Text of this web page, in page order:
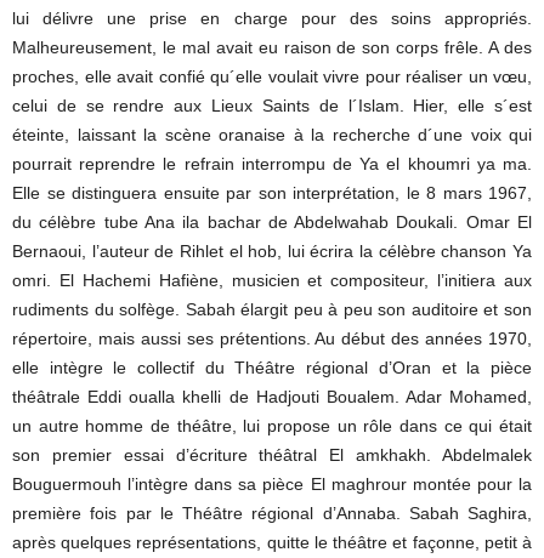
lui délivre une prise en charge pour des soins appropriés.
Malheureusement, le mal avait eu raison de son corps frêle. A des
proches, elle avait confié qu´elle voulait vivre pour réaliser un vœu,
celui de se rendre aux Lieux Saints de l´Islam. Hier, elle s´est
éteinte, laissant la scène oranaise à la recherche d´une voix qui
pourrait reprendre le refrain interrompu de Ya el khoumri ya ma.
Elle se distinguera ensuite par son interprétation, le 8 mars 1967,
du célèbre tube Ana ila bachar de Abdelwahab Doukali. Omar El
Bernaoui, l’auteur de Rihlet el hob, lui écrira la célèbre chanson Ya
omri. El Hachemi Hafiène, musicien et compositeur, l’initiera aux
rudiments du solfège. Sabah élargit peu à peu son auditoire et son
répertoire, mais aussi ses prétentions. Au début des années 1970,
elle intègre le collectif du Théâtre régional d’Oran et la pièce
théâtrale Eddi oualla khelli de Hadjouti Boualem. Adar Mohamed,
un autre homme de théâtre, lui propose un rôle dans ce qui était
son premier essai d’écriture théâtral El amkhakh. Abdelmalek
Bouguermouh l’intègre dans sa pièce El maghrour montée pour la
première fois par le Théâtre régional d’Annaba. Sabah Saghira,
après quelques représentations, quitte le théâtre et façonne, petit à